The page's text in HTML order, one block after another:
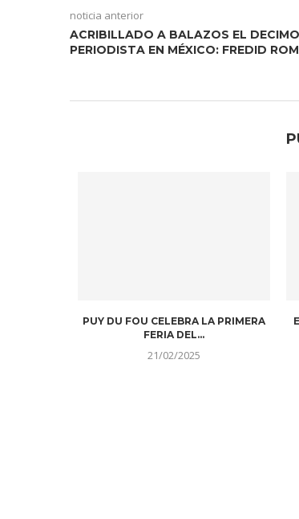
noticia anterior
ACRIBILLADO A BALAZOS EL
PERIODISTA EN MÉXICO: FREDID
PUY DU FOU CELEBRA LA PRIMERA
FERIA DEL...
21/02/2025